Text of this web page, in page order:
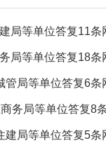
等单位答复11条网民
等单位答复18条网民
局等单位答复6条网民
局等单位答复8条网民
局等单位答复5条网民